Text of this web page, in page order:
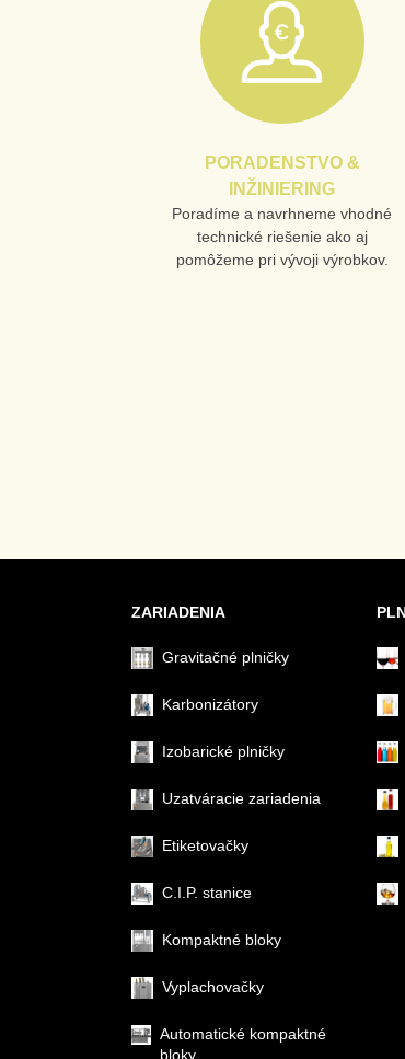
PORADENSTVO &
INŽINIERING
Poradíme a navrhneme vhodné
technické riešenie ako aj
pomôžeme pri vývoji výrobkov.
ZARIADENIA
Gravitačné plničky
Karbonizátory
Izobarické plničky
Uzatváracie zariadenia
Etiketovačky
C.I.P. stanice
Kompaktné bloky
Vyplachovačky
Automatické kompaktné
bloky